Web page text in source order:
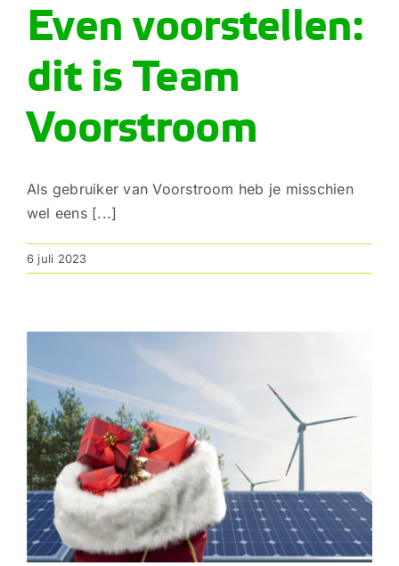
Even voorstellen:
dit is Team
Voorstroom
Als gebruiker van Voorstroom heb je misschien
wel eens [...]
6 juli 2023